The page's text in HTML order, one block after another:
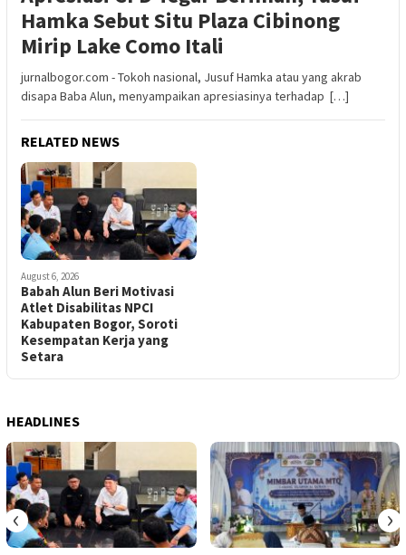
Hamka Sebut Situ Plaza Cibinong
Mirip Lake Como Itali
jurnalbogor.com - Tokoh nasional, Jusuf Hamka atau yang akrab
disapa Baba Alun, menyampaikan apresiasinya terhadap […]
RELATED NEWS
August 6, 2026
Babah Alun Beri Motivasi
Atlet Disabilitas NPCI
Kabupaten Bogor, Soroti
Kesempatan Kerja yang
Setara
HEADLINES
‹ ›